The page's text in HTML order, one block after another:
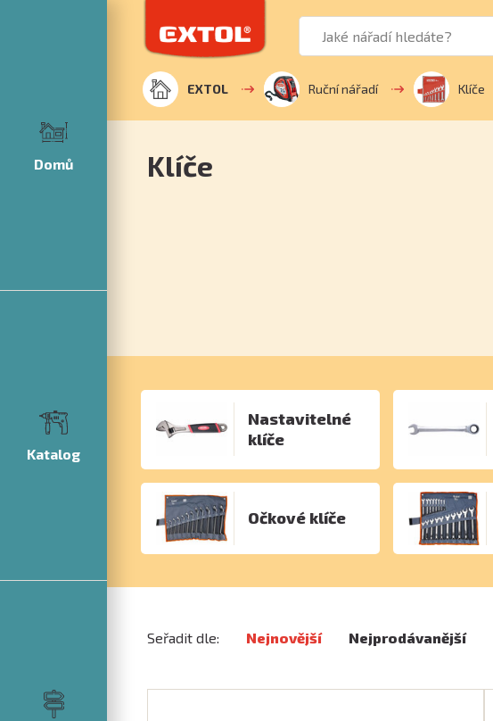
Domů
Katalog
EXTOL Ruční nářadí Klíče
Klíče
Nastavitelné
klíče
Očkové klíče
Seřadit dle: Nejnovější Nejprodávanější